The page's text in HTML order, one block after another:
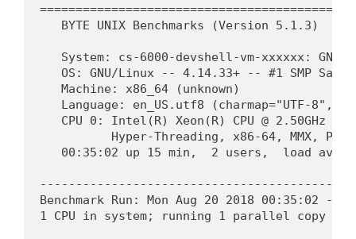
   BYTE UNIX Benchmarks (Version 5.1.3)
System: cs-6000-devshell-vm-xxxxxx: GNU/
OS: GNU/Linux -- 4.14.33+ -- #1 SMP Sat
   Machine: x86_64 (unknown)
Language: en_US.utf8 (charmap="UTF-8",
CPU 0: Intel(R) Xeon(R) CPU @ 2.50GHz
Hyper-Threading, x86-64, MMX,
00:35:02 up 15 min,  2 users,  load
Benchmark Run: Mon Aug 20 2018 00:35:02 -
1 CPU in system; running 1 parallel copy of